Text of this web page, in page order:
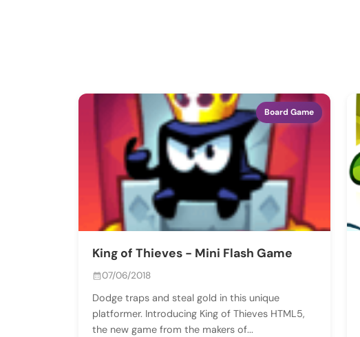
Board Game
King of Thieves - Mini Flash Game
07/06/2018
Dodge traps and steal gold in this unique
platformer. Introducing King of Thieves HTML5,
the new game from the makers of...